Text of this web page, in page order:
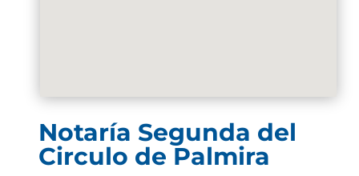
Notaría Segunda del
Circulo de Palmira